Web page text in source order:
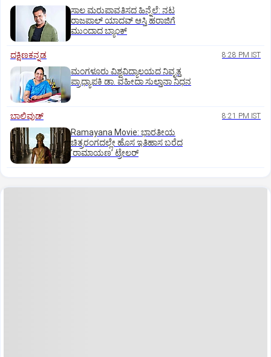
ಸಾಲ ಮರುಪಾವತಿಸದ ಹಿನ್ನೆಲೆ: ನಟ
ರಾಜಪಾಲ್ ಯಾದವ್‌ ಆಸ್ತಿ ಹರಾಜಿಗೆ
ಮುಂದಾದ ಬ್ಯಾಂಕ್
ದಕ್ಷಿಣಕನ್ನಡ 8:28 PM IST
ಮಂಗಳೂರು ವಿಶ್ವವಿದ್ಯಾಲಯದ ನಿವೃತ್ತ
ಪ್ರಾಧ್ಯಾಪಕಿ ಡಾ. ವಹೀದಾ ಸುಲ್ತಾನಾ ನಿಧನ
ಬಾಲಿವುಡ್‌ 8:21 PM IST
Ramayana Movie: ಭಾರತೀಯ
ಚಿತ್ರರಂಗದಲ್ಲೇ ಹೊಸ ಇತಿಹಾಸ ಬರೆದ
ʼರಾಮಾಯಣʼ ಟ್ರೇಲರ್